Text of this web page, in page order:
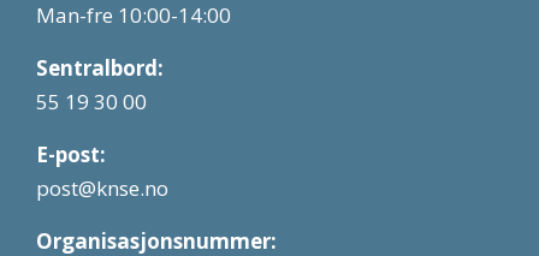
Man-fre 10:00-14:00
Sentralbord:
55 19 30 00
E-post:
post@knse.no
Organisasjonsnummer: